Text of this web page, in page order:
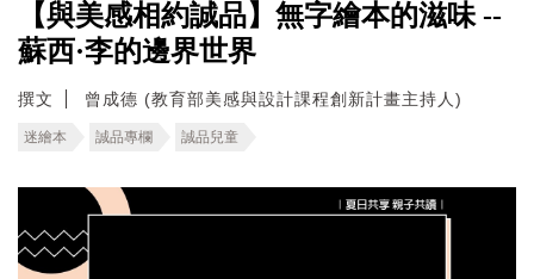
【與美感相約誠品】無字繪本的滋味 --
蘇西·李的邊界世界
撰文 曾成德 (教育部美感與設計課程創新計畫主持人)
迷繪本 誠品專欄 誠品兒童